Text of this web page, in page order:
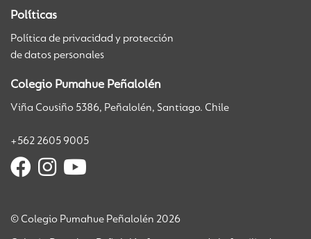
Políticas
Política de privacidad y protección
de datos personales
Colegio Pumahue Peñalolén
Viña Cousiño 5386, Peñalolén, Santiago. Chile
+562 2605 9005
© Colegio Pumahue Peñalolén 2026